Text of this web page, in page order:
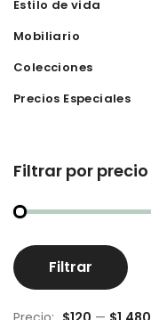
Estilo de vida
Mobiliario
Colecciones
Precios Especiales
Filtrar por precio
Filtrar